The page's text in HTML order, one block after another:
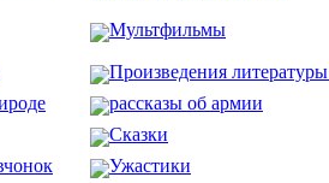
Мультфильмы
Произведения
рассказы об армии
Сказки
Ужастики